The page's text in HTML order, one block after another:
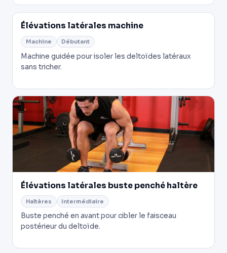
Élévations latérales machine
Machine Débutant
Machine guidée pour isoler les deltoïdes latéraux
sans tricher.
Élévations latérales buste penché haltère
Haltères Intermédiaire
Buste penché en avant pour cibler le faisceau
postérieur du deltoïde.